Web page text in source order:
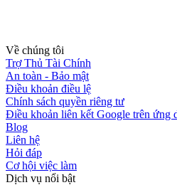
Về chúng tôi
Trợ Thủ Tài Chính
An toàn - Bảo mật
Điều khoản điều lệ
Chính sách quyền riêng tư
Điều khoản liên kết Google trên ứng
Blog
Liên hệ
Hỏi đáp
Cơ hội việc làm
Dịch vụ nổi bật